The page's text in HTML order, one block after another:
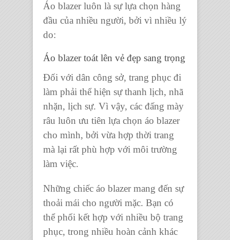
Áo blazerluôn là sự lựa chọn hàng
đầu của nhiều người, bởi vì nhiều lý
do:
Áo blazertoát lên vẻ đẹp sang trọng
Đối với dân công sở, trang phục đi
làm phải thể hiện sự thanh lịch, nhã
nhặn, lịch sự. Vì vậy, các đấng mày
râu luôn ưu tiên lựa chọn áo blazer
cho mình, bởi vừa hợp thời trang
mà lại rất phù hợp với môi trường
làm việc.
Những chiếc áo blazermang đến sự
thoải mái cho người mặc. Bạn có
thể phối kết hợp với nhiều bộ trang
phục, trong nhiều hoàn cảnh khác